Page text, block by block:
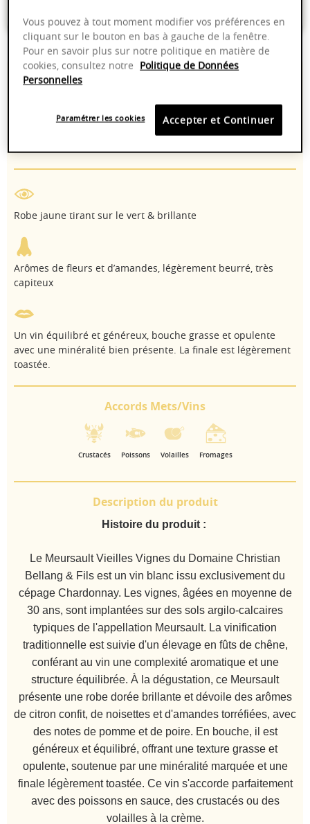
13,00% 8-10°C
2024 - 2034
Manuelle
Chardonnay
Robe jaune tirant sur le vert & brillante
Arômes de fleurs et d’amandes, légèrement beurré, très
capiteux
Un vin équilibré et généreux, bouche grasse et opulente
avec une minéralité bien présente. La finale est légèrement
toastée.
Accords Mets/Vins
Crustacés Poissons Volailles Fromages
Description du produit
Histoire du produit :
Le Meursault Vieilles Vignes du Domaine Christian
Bellang & Fils est un vin blanc issu exclusivement du
cépage Chardonnay. Les vignes, âgées en moyenne de
30 ans, sont implantées sur des sols argilo-calcaires
typiques de l'appellation Meursault. La vinification
traditionnelle est suivie d'un élevage en fûts de chêne,
conférant au vin une complexité aromatique et une
structure équilibrée. À la dégustation, ce Meursault
présente une robe dorée brillante et dévoile des arômes
de citron confit, de noisettes et d'amandes torréfiées, avec
des notes de pomme et de poire. En bouche, il est
généreux et équilibré, offrant une texture grasse et
opulente, soutenue par une minéralité marquée et une
finale légèrement toastée. Ce vin s'accorde parfaitement
avec des poissons en sauce, des crustacés ou des
volailles à la crème.
Vous pouvez à tout moment modifier vos préférences en
cliquant sur le bouton en bas à gauche de la fenêtre.
Pour en savoir plus sur notre politique en matière de
cookies, consultez notre Politique de Données
Personnelles
Accepter et Continuer
Paramétrer les cookies